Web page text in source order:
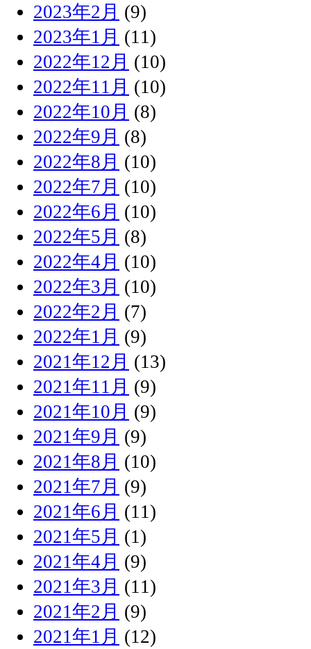
2023年2月 (9)
2023年1月 (11)
2022年12月 (10)
2022年11月 (10)
2022年10月 (8)
2022年9月 (8)
2022年8月 (10)
2022年7月 (10)
2022年6月 (10)
2022年5月 (8)
2022年4月 (10)
2022年3月 (10)
2022年2月 (7)
2022年1月 (9)
2021年12月 (13)
2021年11月 (9)
2021年10月 (9)
2021年9月 (9)
2021年8月 (10)
2021年7月 (9)
2021年6月 (11)
2021年5月 (1)
2021年4月 (9)
2021年3月 (11)
2021年2月 (9)
2021年1月 (12)